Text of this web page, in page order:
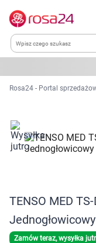
Kategorie
Dla zwierząt
Zdrowie
Kobieta w ciąży i
Rosa24 - Portal
TENSO MED
Zamów teraz, wysyłka